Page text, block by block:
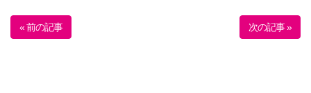
« 前の記事 次の記事 »